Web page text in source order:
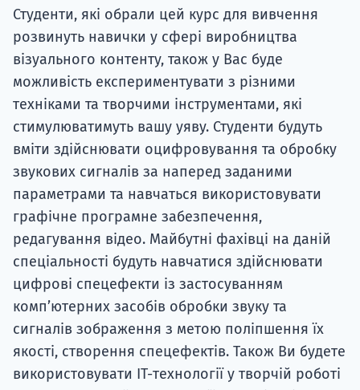
Студенти, які обрали цей курс для вивчення
розвинуть навички у сфері виробництва
візуального контенту, також у Вас буде
можливість експериментувати з різними
техніками та творчими інструментами, які
стимулюватимуть вашу уяву. Студенти будуть
вміти здійснювати оцифровування та обробку
звукових сигналів за наперед заданими
параметрами та навчаться використовувати
графічне програмне забезпечення,
редагування відео. Майбутні фахівці на даній
спеціальності будуть навчатися здійснювати
цифрові спецефекти із застосуванням
комп’ютерних засобів обробки звуку та
сигналів зображення з метою поліпшення їх
якості, створення спецефектів. Також Ви будете
використовувати ІТ-технології у творчій роботі